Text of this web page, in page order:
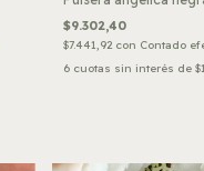
$9.302,40
$7.441,92 con Contado
6 cuotas sin interés de